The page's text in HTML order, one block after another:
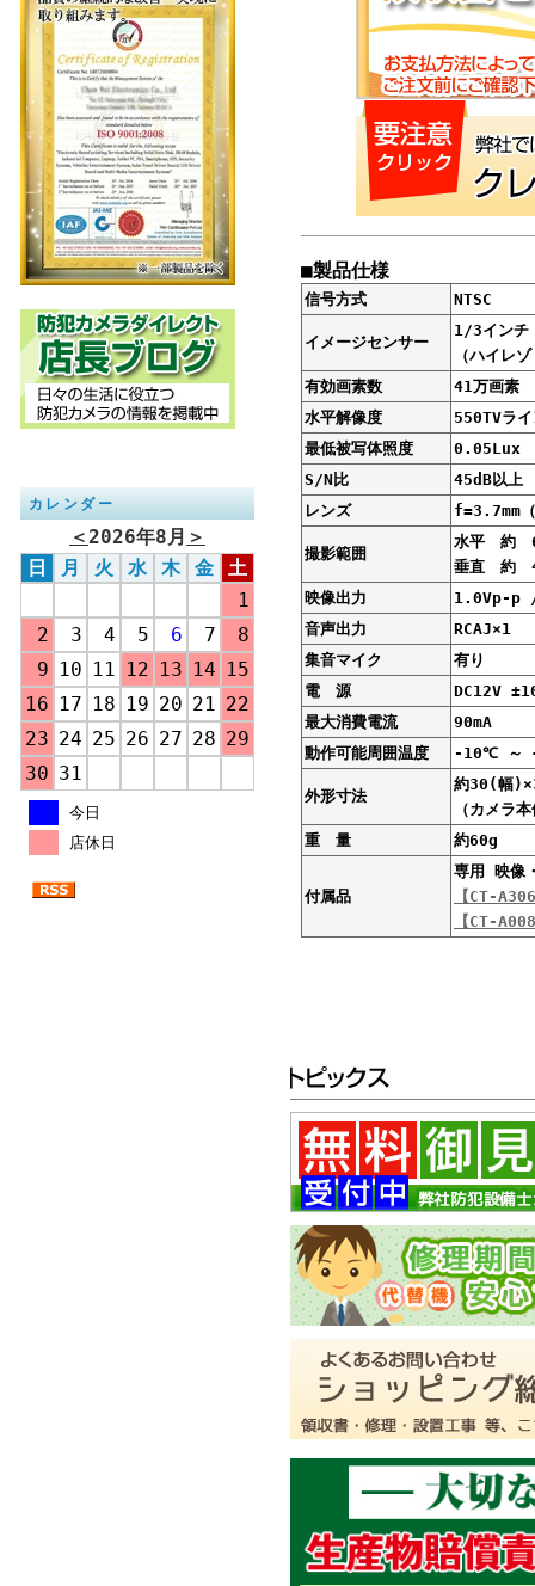
カレンダー
＜ 2026年8月 ＞
日
月 火 水 木 金
土
1
2
3 4 5 6 7
8
9 10 11 12 13 14 15
16 17 18 19 20 21 22
23 24 25 26 27 28 29
30 31
今日
店休日
■製品仕様
信号方式 NTSC
イメージセンサー
1/3インチ
（ハイレ
有効画素数
41万画素
水平解像度
550TVラ
最低被写体照度
0.05Lux
S/N比
45dB以上
レンズ
f=3.7mm
撮影範囲
水平 約
垂直 約
映像出力
1.0Vp-p /
音声出力
RCAJ×1
集音マイク
有り
電 源
DC12V
最大消費電流
90mA
動作可能周囲温度
-10℃ ～
外形寸法
約30(幅
（カメラ
重 量
約60g
付属品
専用 映像
【CT-
【CT-